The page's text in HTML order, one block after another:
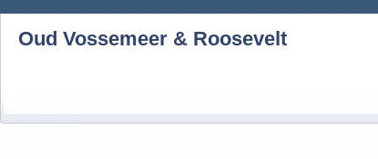
Oud Vossemeer & Roosevelt